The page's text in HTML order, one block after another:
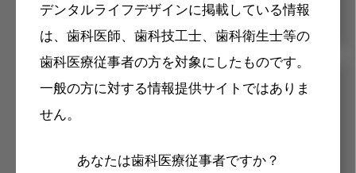
デンタルライフデザインに掲載している情報
は、歯科医師、歯科技工士、歯科衛生士等の
歯科医療従事者の方を対象にしたものです。
一般の方に対する情報提供サイトではありま
せん。
あなたは歯科医療従事者ですか？
メリット